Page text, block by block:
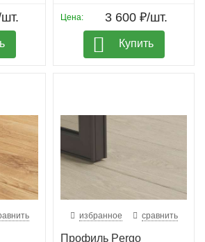
Цена: 3 600 ₽/шт.
Купить
избранное сравнить
Профиль Pergo